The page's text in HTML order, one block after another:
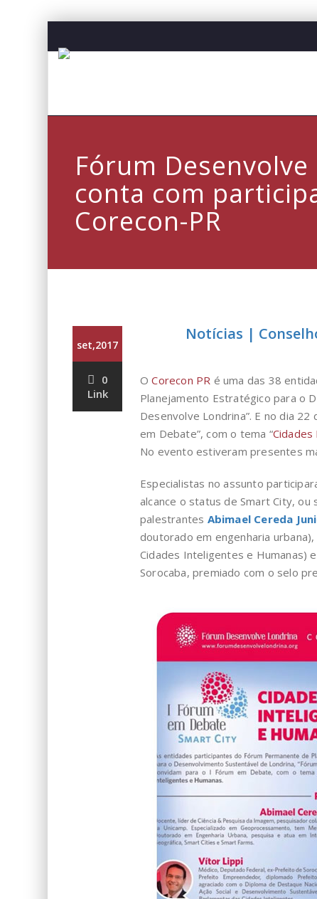
Fórum
conta com
Corecon-PR
set,2017
0
Link
Notícias |
OCorecon PR é uma das 38
Planejamento Estratégico para o
Desenvolve Londrina”. E no dia
em Debate”, com o tema “
No evento estiveram presentes
Especialistas no assunto
alcance o status de Smart City,
palestrantes Abimael Cereda
doutorado em engenharia
Cidades Inteligentes e Humanas)
Sorocaba, premiado com o selo